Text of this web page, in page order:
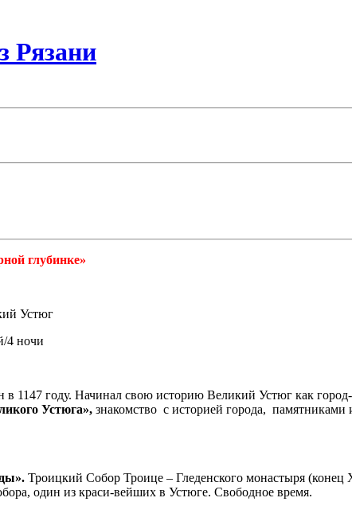
Рязани
глубинке»
Устюг
4 ночи
1147 году. Начинал свою историю Великий Устюг как город-
Устюга», знакомство с историей города, памятниками
Троицкий Собор Троице – Гледенского монастыря (конец
один из краси-вейших в Устюге. Свободное время.